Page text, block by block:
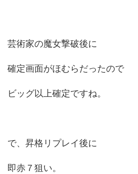
芸術家の魔女撃破後に
確定画面がほむらだったので
ビッグ以上確定ですね。
で、昇格リプレイ後に
即赤７狙い。